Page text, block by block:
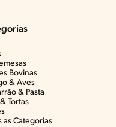
Bovinas​
& Aves​
& Pasta​
Tortas​
as Categorias